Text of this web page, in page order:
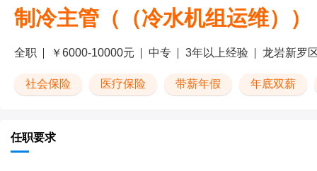
制冷主管（（冷水机组运维）
全职 ￥6000-10000元 中专 3年以上经验 龙岩新罗
社会保险 医疗保险 带薪年假 年底双薪
任职要求